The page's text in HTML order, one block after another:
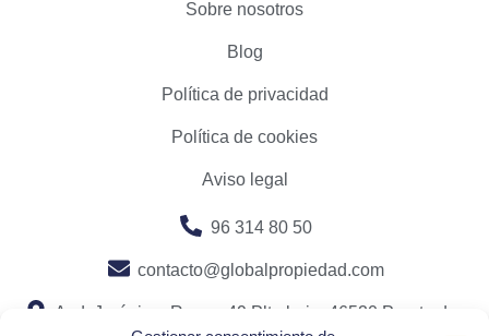
Sobre nosotros
Blog
Política de privacidad
Política de cookies
Aviso legal
96 314 80 50
contacto@globalpropiedad.com
Avd. Jerónimo Roure, 49 Plta baja. 46520 Puerto de